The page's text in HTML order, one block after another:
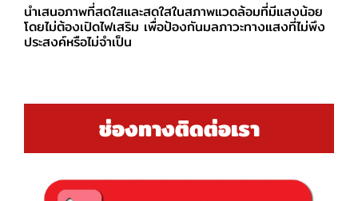
นำเสนอภาพที่สดใสและสดใสในสภาพแวดล้อมที่มีแสงน้อย
โดยไม่ต้องเปิดไฟเสริม เพื่อป้องกันมลภาวะทางแสงที่ไม่พึง
ประสงค์หรือไม่จำเป็น
ช่องทางติดต่อเรา